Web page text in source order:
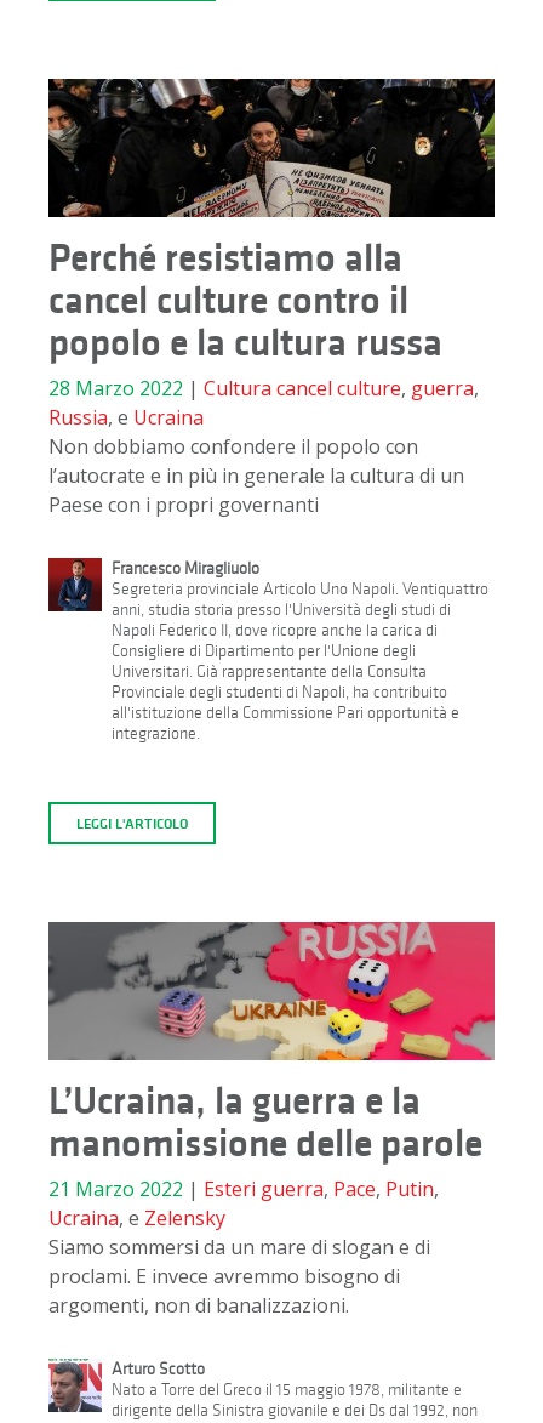
Perché resistiamo alla
cancel culture contro il
popolo e la cultura russa
28 Marzo 2022 | Cultura cancel culture, guerra,
Russia, e Ucraina
Non dobbiamo confondere il popolo con
l’autocrate e in più in generale la cultura di un
Paese con i propri governanti
Francesco Miragliuolo
Segreteria provinciale Articolo Uno Napoli. Ventiquattro
anni, studia storia presso l'Università degli studi di
Napoli Federico II, dove ricopre anche la carica di
Consigliere di Dipartimento per l'Unione degli
Universitari. Già rappresentante della Consulta
Provinciale degli studenti di Napoli, ha contribuito
all'istituzione della Commissione Pari opportunità e
integrazione.
LEGGI L'ARTICOLO
L’Ucraina, la guerra e la
manomissione delle parole
21 Marzo 2022 | Esteri guerra, Pace, Putin,
Ucraina, e Zelensky
Siamo sommersi da un mare di slogan e di
proclami. E invece avremmo bisogno di
argomenti, non di banalizzazioni.
Arturo Scotto
Nato a Torre del Greco il 15 maggio 1978, militante e
dirigente della Sinistra giovanile e dei Ds dal 1992, non